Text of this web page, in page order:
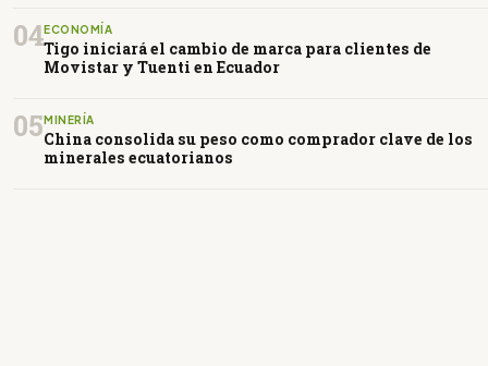
04ECONOMÍA
Tigo iniciará el cambio de marca para clientes de
Movistar y Tuenti en Ecuador
05MINERÍA
China consolida su peso como comprador clave de los
minerales ecuatorianos